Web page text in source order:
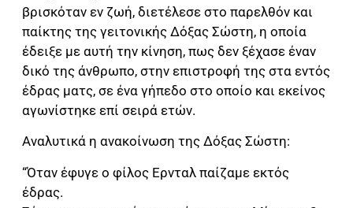
βρισκόταν εν ζωή, διετέλεσε στο παρελθόν και
παίκτης της γειτονικής Δόξας Σώστη, η οποία
έδειξε με αυτή την κίνηση, πως δεν ξέχασε έναν
δικό της άνθρωπο, στην επιστροφή της στα εντός
έδρας ματς, σε ένα γήπεδο στο οποίο και εκείνος
αγωνίστηκε επί σειρά ετών.
Αναλυτικά η ανακοίνωση της Δόξας Σώστη:
“Όταν έφυγε ο φίλος Ερνταλ παίζαμε εκτός
έδρας.